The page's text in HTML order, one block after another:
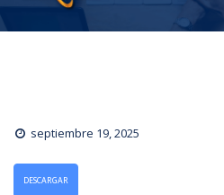
eptiembre 19, 2025
DESCARGAR